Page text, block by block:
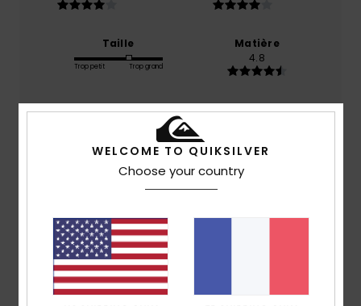
Taille
Trop petit Trop grand
Matière
4.8
Coloris
4.6
5 /5
Client anonyme vérifié15 février 2026
WELCOME TO QUIKSILVER
Choose your country